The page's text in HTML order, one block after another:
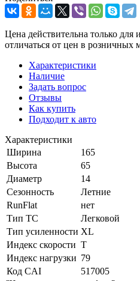
Цена действительна только для
отличаться от цен в розничных
Характеристики
Наличие
Задать вопрос
Отзывы
Как купить
Подходит к авто
Характеристики
Ширина
165
Высота
65
Диаметр
14
Сезонность
Летние
RunFlat
нет
Тип ТС
Легковой
Тип усиленности XL
Индекс скорости T
Индекс нагрузки 79
Код CAI
517005